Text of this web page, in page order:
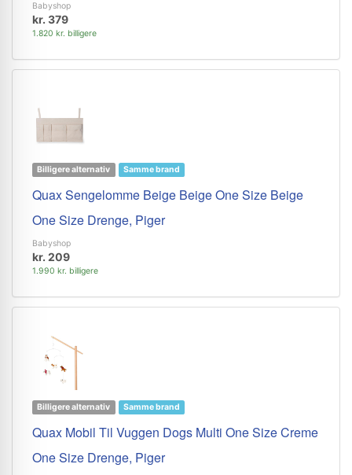
Babyshop
kr. 379
1.820 kr. billigere
Billigere alternativ Samme brand
Quax Sengelomme Beige Beige One Size Beige
One Size Drenge, Piger
Babyshop
kr. 209
1.990 kr. billigere
Billigere alternativ Samme brand
Quax Mobil Til Vuggen Dogs Multi One Size Creme
One Size Drenge, Piger